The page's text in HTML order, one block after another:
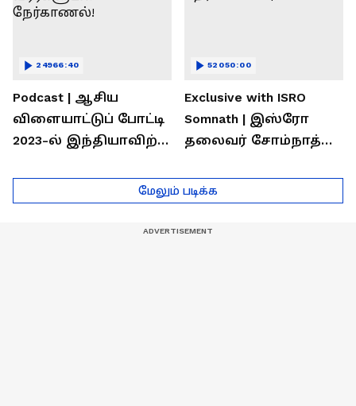
Podcast | ஆசிய
விளையாட்டுப் போட்டி
2023-ல் இந்தியாவிற்கு
வீரர்களுடன்
நேர்காணல்!
24966:40
Exclusive with ISRO
Somnath | இஸ்ரோ
தலைவர் சோம்நாத்
நேர்காணல்! | Podcast
52050:00
மேலும் படிக்க